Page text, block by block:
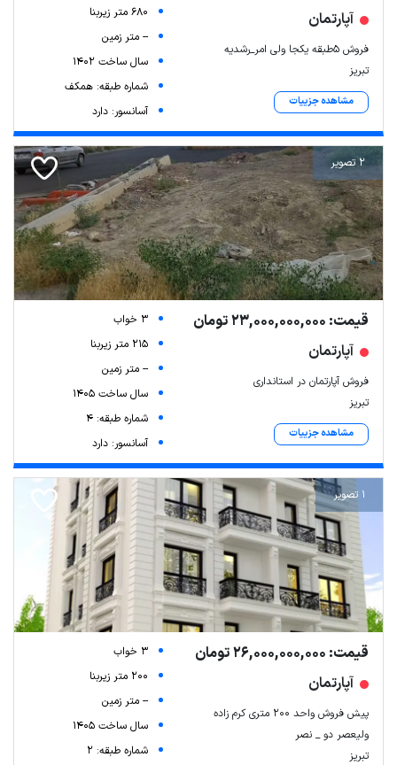
آپارتمان
فروش ۵طبقه یکجا ولی امر_رشدیه
تبریز
مشاهده جزییات
680 متر زیربنا
-- متر زمین
سال ساخت 1402
شماره طبقه: همکف
آسانسور: دارد
2 تصویر
قیمت: 23,000,000,000 تومان
آپارتمان
فروش آپارتمان در استانداری
تبریز
مشاهده جزییات
3 خواب
215 متر زیربنا
-- متر زمین
سال ساخت 1405
شماره طبقه: 4
آسانسور: دارد
1 تصویر
قیمت: 26,000,000,000 تومان
آپارتمان
پیش فروش واحد ۲۰۰ متری کرم زاده
ولیعصر دو _ نصر
تبریز
3 خواب
200 متر زیربنا
-- متر زمین
سال ساخت 1405
شماره طبقه: 2